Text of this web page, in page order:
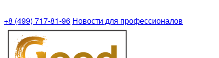
+8 (499) 717-81-96 Новости для профессионалов